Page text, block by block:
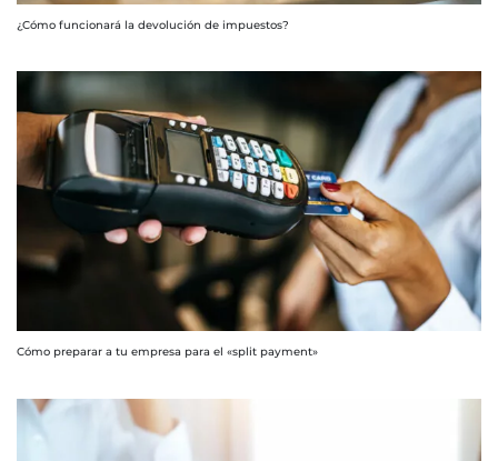
¿Cómo funcionará la devolución de impuestos?
Cómo preparar a tu empresa para el «split payment»